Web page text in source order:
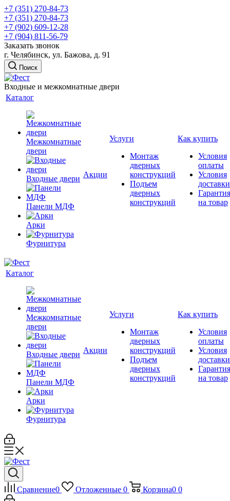
+7 (351) 270-84-73
+7 (351) 270-84-73
+7 (902) 609-12-28
+7 (904) 811-56-79
Заказать звонок
г. Челябинск, ул. Бажова, д. 91
Поиск
Входные и межкомнатные двери
Каталог
Межкомнатные
двери
Входные двери
Панели МДФ
Арки
Фурнитура
Акции
Услуги
Монтаж
дверных
конструкций
Подъем
дверных
конструкций
Как купить
Условия
оплаты
Условия
доставки
Гарантия
на товар
Каталог
Межкомнатные
двери
Входные двери
Панели МДФ
Арки
Фурнитура
Акции
Услуги
Монтаж
дверных
конструкций
Подъем
дверных
конструкций
Как купить
Условия
оплаты
Условия
доставки
Гарантия
на товар
Сравнение0 Отложенные 0 Корзина0 0